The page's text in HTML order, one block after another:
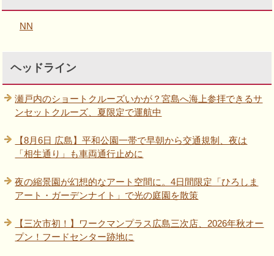
NN
ヘッドライン
瀬戸内のショートクルーズいかが？宮島へ海上参拝できるサ
ンセットクルーズ、夏限定で運航中
【8月6日 広島】平和公園一帯で早朝から交通規制、夜は
「相生通り」も車両通行止めに
夜の縮景園が幻想的なアート空間に。4日間限定「ひろしま
アート・ガーデンナイト」で光の庭園を散策
【三次市初！】ワークマンプラス広島三次店、2026年秋オー
プン！フードセンター跡地に